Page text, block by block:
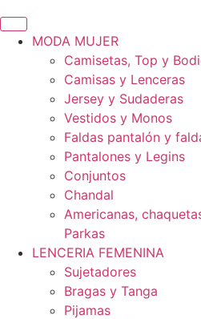
MODA MUJER
Camisetas, Top y
Camisas y Lenceras
Jersey y Sudaderas
Vestidos y Monos
Faldas pantalón y
Pantalones y Legins
Conjuntos
Chandal
Americanas,
Parkas
LENCERIA FEMENINA
Sujetadores
Bragas y Tanga
Pijamas